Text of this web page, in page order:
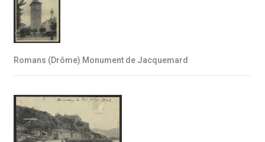
Romans (Drôme) Monument de Jacquemard